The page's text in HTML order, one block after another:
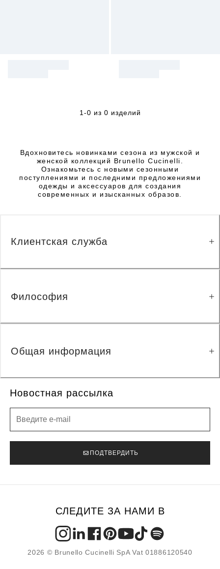
1-0 из 0 изделий
Вдохновитесь новинками сезона из мужской и
женской коллекций Brunello Cucinelli.
Ознакомьтесь с новыми сезонными
поступлениями и последними предложениями
одежды и аксессуаров для создания
современных и изысканных образов.
Новостная рассылка
ПОДТВЕРДИТЬ
Клиентская служба
Философия
Общая информация
СЛЕДИТЕ ЗА НАМИ В
2026 © Brunello Cucinelli SpA Vat 01886120540